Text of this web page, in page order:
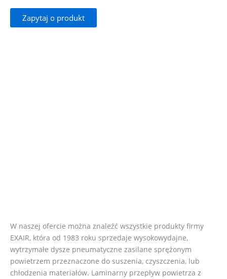
Zapytaj o produkt
W naszej ofercie można znaleźć wszystkie produkty firmy
EXAIR, która od 1983 roku sprzedaje wysokowydajne,
wytrzymałe dysze pneumatyczne zasilane sprężonym
powietrzem przeznaczone do suszenia, czyszczenia, lub
chłodzenia materiałów. Laminarny przepływ powietrza z